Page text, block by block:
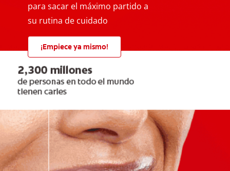
para sacar el máximo partido a
su rutina de cuidado
¡Empiece ya mismo!